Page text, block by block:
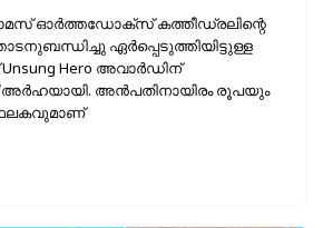
ഓർത്തഡോക്സ് കത്തീഡ്രലിന്റെ
ഏർപ്പെടുത്തിയിട്ടുള്ള
Hero അവാർഡിന്
അൻപതിനായിരം രൂപയും